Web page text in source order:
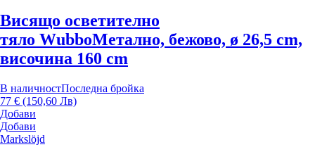
Висящо осветително
тяло WubboМетално, бежово, ø 26,5 cm,
височина 160 cm
В наличностПоследна бройка
77 € (150,60 Лв)
Добави
Добави
Markslöjd